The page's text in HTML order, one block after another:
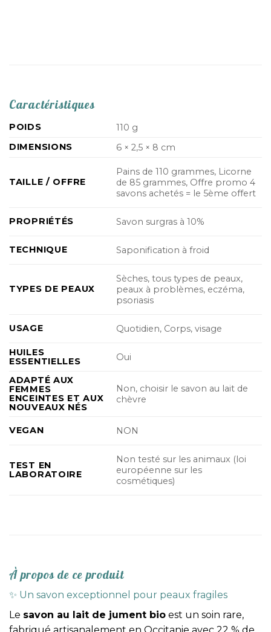
Caractéristiques
POIDS
110 g
DIMENSIONS
6 × 2,5 × 8 cm
TAILLE / OFFRE
Pains de 110 grammes, Licorne
de 85 grammes, Offre promo 4
savons achetés = le 5ème offert
PROPRIÉTÉS Savon surgras à 10%
TECHNIQUE Saponification à froid
TYPES DE PEAUX
Sèches, tous types de peaux,
peaux à problèmes, eczéma,
psoriasis
USAGE Quotidien, Corps, visage
HUILES
ESSENTIELLES
Oui
ADAPTÉ AUX
FEMMES
ENCEINTES ET AUX
NOUVEAUX NÉS
Non, choisir le savon au lait de
chèvre
VEGAN NON
TEST EN
LABORATOIRE
Non testé sur les animaux (loi
européenne sur les
cosmétiques)
À propos de ce produit
✨ Un savon exceptionnel pour peaux fragiles
Le savon au lait de jument bio est un soin rare,